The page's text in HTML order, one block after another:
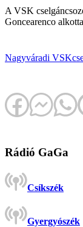
A VSK
Goncearenco
Nagyváradi VSK
Rádió GaGa
Csíkszék
Gyergyószék